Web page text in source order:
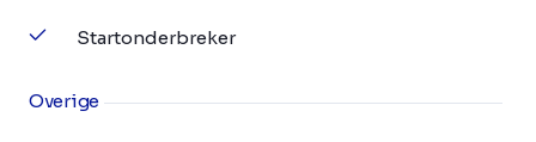
Startonderbreker
Overige